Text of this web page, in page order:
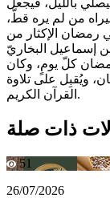
بالليل، فيجعل
من لم يره قطّ،
رمضان الإكثار من
إسماعيل البخاريّ
كلّ يومٍ، وكان
ويُقبِل على تلاوة
القرآن الكريم.
ذات صلة
51
26/07/2026